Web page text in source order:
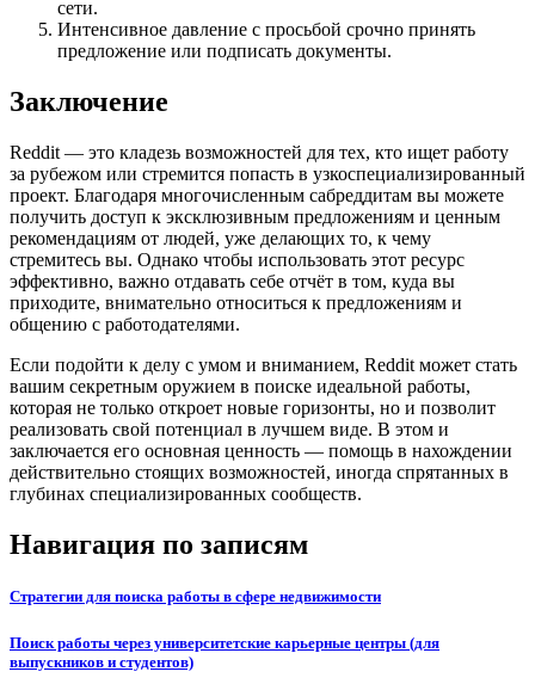
сети.
Интенсивное давление с просьбой срочно принять
предложение или подписать документы.
Заключение
Reddit — это кладезь возможностей для тех, кто ищет работу
за рубежом или стремится попасть в узкоспециализированный
проект. Благодаря многочисленным сабреддитам вы можете
получить доступ к эксклюзивным предложениям и ценным
рекомендациям от людей, уже делающих то, к чему
стремитесь вы. Однако чтобы использовать этот ресурс
эффективно, важно отдавать себе отчёт в том, куда вы
приходите, внимательно относиться к предложениям и
общению с работодателями.
Если подойти к делу с умом и вниманием, Reddit может стать
вашим секретным оружием в поиске идеальной работы,
которая не только откроет новые горизонты, но и позволит
реализовать свой потенциал в лучшем виде. В этом и
заключается его основная ценность — помощь в нахождении
действительно стоящих возможностей, иногда спрятанных в
глубинах специализированных сообществ.
Навигация по записям
Стратегии для поиска работы в сфере недвижимости
Поиск работы через университетские карьерные центры (для
выпускников и студентов)